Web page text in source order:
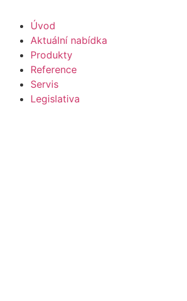
Úvod
Aktuální nabídka
Produkty
Reference
Servis
Legislativa